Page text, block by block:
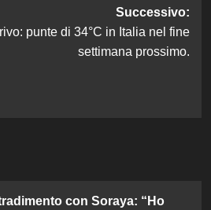
Successivo:
punte di 34°C in Italia nel fine
settimana prossimo.
con Soraya: “Ho